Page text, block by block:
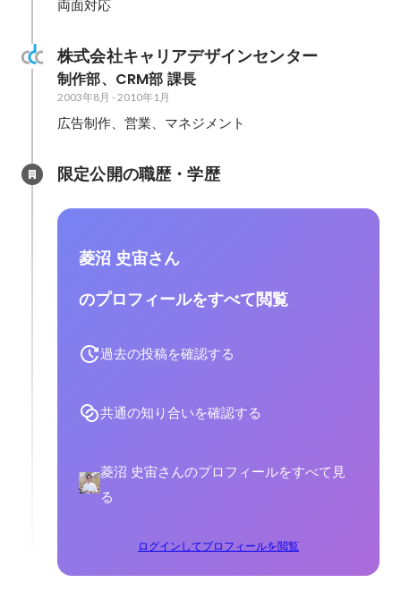
両面対応
株式会社キャリアデザインセンター
制作部、CRM部 課長
2003年8月 -2010年1月
広告制作、営業、マネジメント
限定公開の職歴・学歴
菱沼 史宙さん
のプロフィールをすべて閲覧
過去の投稿を確認する
共通の知り合いを確認する
菱沼 史宙さんのプロフィールをすべて見
る
ログインしてプロフィールを閲覧